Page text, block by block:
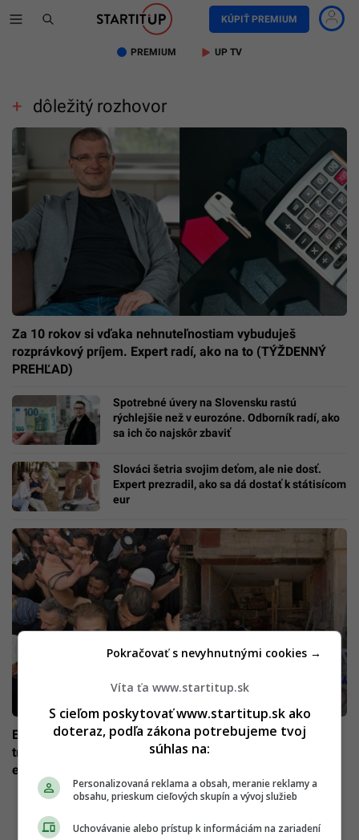
KÚPIŤ PREMIUM
PREMIUM UP TV
dôležitý rozhovor
Za 10 rokov si vďaka nehnuteľnostiam vybuduješ
rozprávkový príjem. Expert radí, ako na to (TÝŽDENNÝ
PREHĽAD)
Spotrebné úvery na Slovensku rastú
rýchlejšie než v eurozóne. Odborník radí, ako
sa ich čo najskôr zbaviť
Slováci šetria svojim deťom, ale nie dosť.
Expert prezradil, ako sa dá dostať k státisícom
eur
EXKLUZÍVNE Izrael ako narušiteľ a bábka: Ak vypukne
tretia svetová, tak na tomto mieste. Obe strany páchajú
extrémne zločiny
Víta ťa www.startitup.sk
S cieľom poskytovať www.startitup.sk ako
doteraz, podľa zákona potrebujeme tvoj
súhlas na:
Personalizovaná reklama a obsah, meranie reklamy a
obsahu, prieskum cieľových skupín a vývoj služieb
Uchovávanie alebo prístup k informáciám na zariadení
Pokračovať s nevyhnutnými cookies →